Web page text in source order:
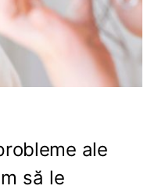
ale
să le